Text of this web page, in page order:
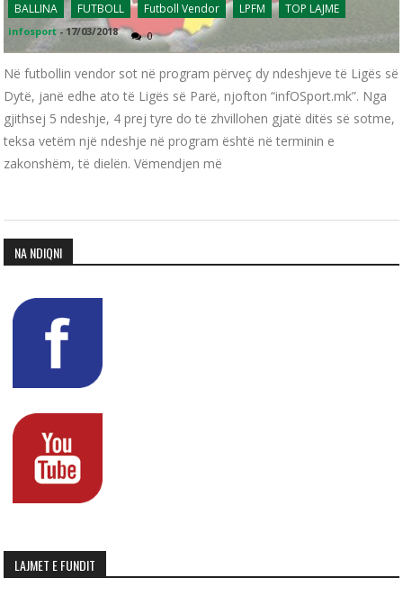
BALLINA FUTBOLL Futboll Vendor LPFM TOP LAJME
infosport -17/03/2018 0
Në futbollin vendor sot në program përveç dy ndeshjeve të Ligës së
Dytë, janë edhe ato të Ligës së Parë, njofton “infOSport.mk”. Nga
gjithsej 5 ndeshje, 4 prej tyre do të zhvillohen gjatë ditës së sotme,
teksa vetëm një ndeshje në program është në terminin e
zakonshëm, të dielën. Vëmendjen më
NA NDIQNI
LAJMET E FUNDIT